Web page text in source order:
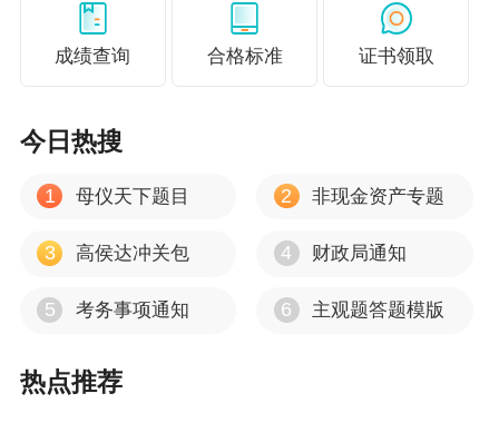
务费180元标准执行。正高级资格收费标准按照
自治区发展改革委《关于核定正高级会计师考
30号）每人400元标准执行。
说明：因政策、内容不断变化与调整，正保会计
生以官方部门公布的内容为准！
成绩查询 合格标准 证书领取
今日热搜
1 母仪天下题目 2 非现金资产专题
3 高侯达冲关包 4 财政局通知
5 考务事项通知 6 主观题答题模版
热点推荐